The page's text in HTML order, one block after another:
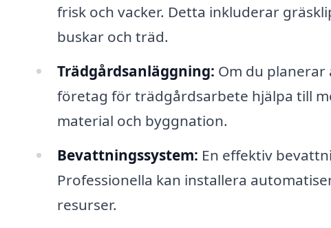
frisk och vacker. Detta inkluderar
buskar och träd.
Trädgårdsanläggning: Om du planerar
företag för trädgårdsarbete hjälpa till
material och byggnation.
Bevattningssystem: En effektiv
Professionella kan installera
resurser.